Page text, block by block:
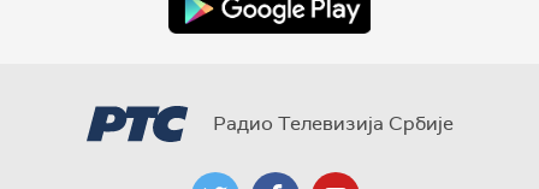
Радио Телевизија Србије